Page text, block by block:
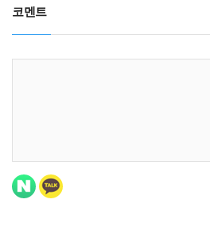
코멘트